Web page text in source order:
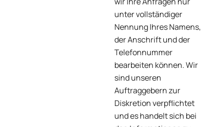
unter vollständiger
Nennung Ihres Namens,
der Anschrift und der
Telefonnummer
bearbeiten können. Wir
sind unseren
Auftraggebern zur
Diskretion verpflichtet
und es handelt sich bei